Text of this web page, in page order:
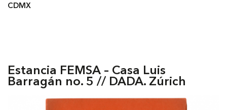
CDMX
Estancia FEMSA – Casa Luis
Barragán no. 5 // DADA. Zúrich